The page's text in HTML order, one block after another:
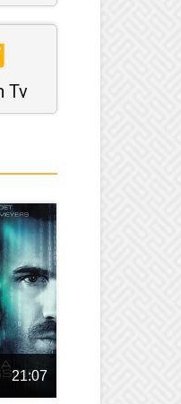
Tv
21:07